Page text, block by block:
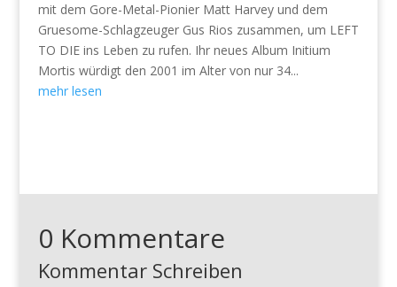
mit dem Gore-Metal-Pionier Matt Harvey und dem
Gruesome-Schlagzeuger Gus Rios zusammen, um LEFT
TO DIE ins Leben zu rufen. Ihr neues Album Initium
Mortis würdigt den 2001 im Alter von nur 34...
mehr lesen
0 Kommentare
Kommentar Schreiben